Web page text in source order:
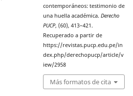
contemporáneos: testimonio de
una huella académica. Derecho
PUCP, (60), 413–421.
Recuperado a partir de
https://revistas.pucp.edu.pe/in
dex.php/derechopucp/article/v
iew/2958
Más formatos de cita